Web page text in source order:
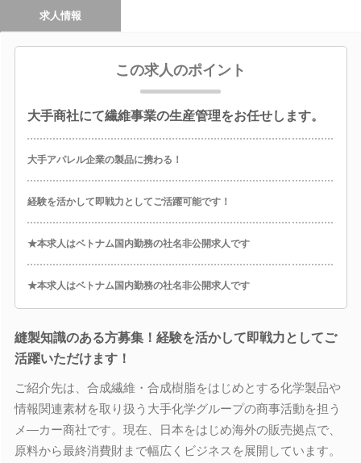
求人情報
この求人のポイント
大手商社にて繊維事業の生産管理をお任せします。
大手アパレル企業の製品に携わる！
経験を活かして即戦力としてご活躍可能です！
★本求人はベトナム国内勤務の社名非公開求人です
★本求人はベトナム国内勤務の社名非公開求人です
縫製知識のある方募集！経験を活かして即戦力としてご
活躍いただけます！
ご紹介先は、合成繊維・合成樹脂をはじめとする化学製品や
情報関連素材を取り扱う大手化学グループの商事活動を担う
メ―カー商社です。現在、日本をはじめ海外の販売拠点で、
原料から最終消費財まで幅広くビジネスを展開しています。